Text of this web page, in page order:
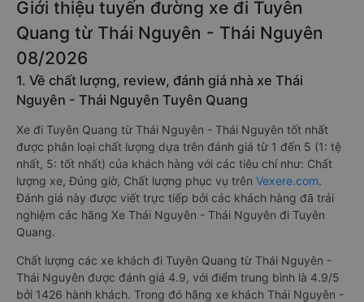
Giới thiệu tuyến đường xe đi Tuyên
Quang từ Thái Nguyên - Thái Nguyên
08/2026
1. Về chất lượng, review, đánh giá nhà xe Thái
Nguyên - Thái Nguyên Tuyên Quang
Xe đi Tuyên Quang từ Thái Nguyên - Thái Nguyên tốt nhất
được phân loại chất lượng dựa trên đánh giá từ 1 đến 5 (1: tệ
nhất, 5: tốt nhất) của khách hàng với các tiêu chí như: Chất
lượng xe, Đúng giờ, Chất lượng phục vụ trên Vexere.com.
Đánh giá này được viết trực tiếp bởi các khách hàng đã trải
nghiệm các hãng Xe Thái Nguyên - Thái Nguyên đi Tuyên
Quang.
Chất lượng các xe khách đi Tuyên Quang từ Thái Nguyên -
Thái Nguyên được đánh giá 4.9, với điểm trung bình là 4.9/5
bởi 1426 hành khách. Trong đó hãng xe khách Thái Nguyên -